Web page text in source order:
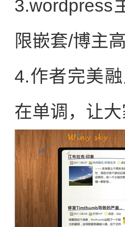
3.wordpress
限嵌套/博主
4.作者完美
在单调，让